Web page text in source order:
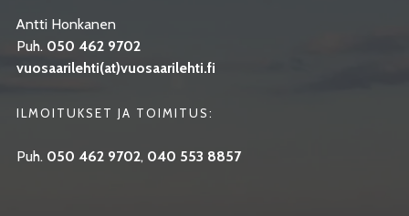
Antti Honkanen
Puh. 050 462 9702
vuosaarilehti(at)vuosaarilehti.fi
ILMOITUKSET JA TOIMITUS:
Puh. 050 462 9702, 040 553 8857